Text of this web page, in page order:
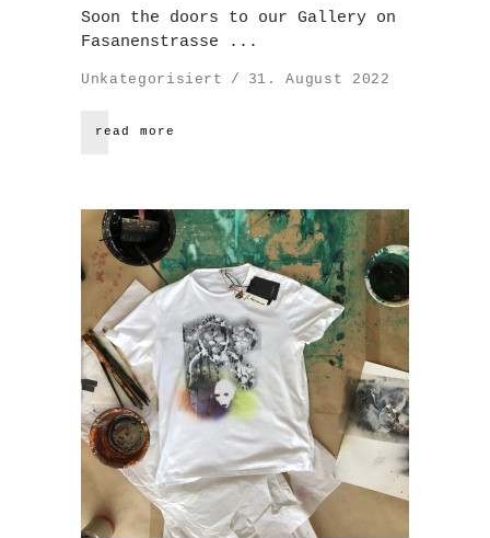
Soon the doors to our Gallery on
Fasanenstrasse
Unkategorisiert 31. August 2022
read more